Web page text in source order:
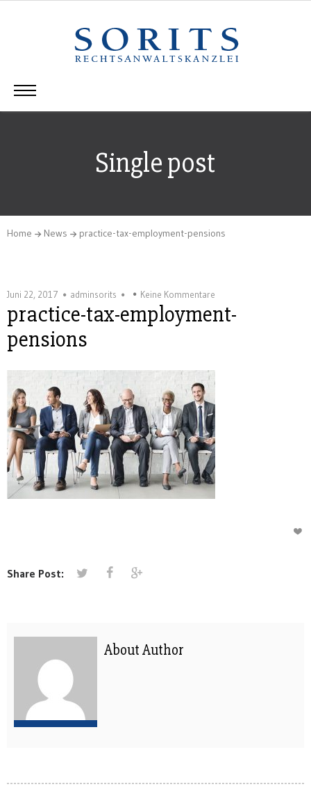
Single post
Home News practice-tax-employment-pensions
Juni 22, 2017 adminsorits Keine Kommentare
practice-tax-employment-
pensions
Share Post:
About Author